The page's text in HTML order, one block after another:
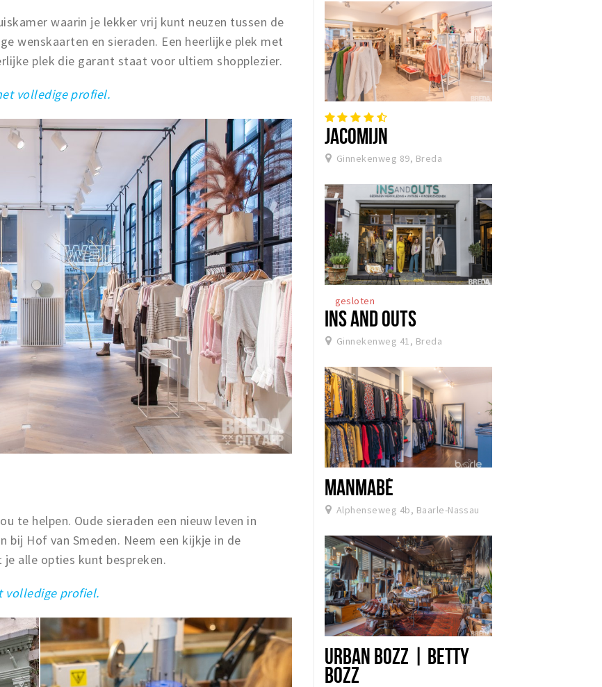
waarin je lekker vrij kunt neuzen tussen de
wenskaarten en sieraden. Een heerlijke plek met
plek die garant staat voor ultiem shopplezier.
volledige profiel.
te helpen. Oude sieraden een nieuw leven in
Hof van Smeden. Neem een kijkje in de
alle opties kunt bespreken.
volledige profiel.
JACOMIJN
Ginnekenweg 89, Breda
gesloten
INS AND OUTS
Ginnekenweg 41, Breda
MANMABÉ
Alphenseweg 4b, Baarle-Nassau
URBAN BOZZ | BETTY
BOZZ